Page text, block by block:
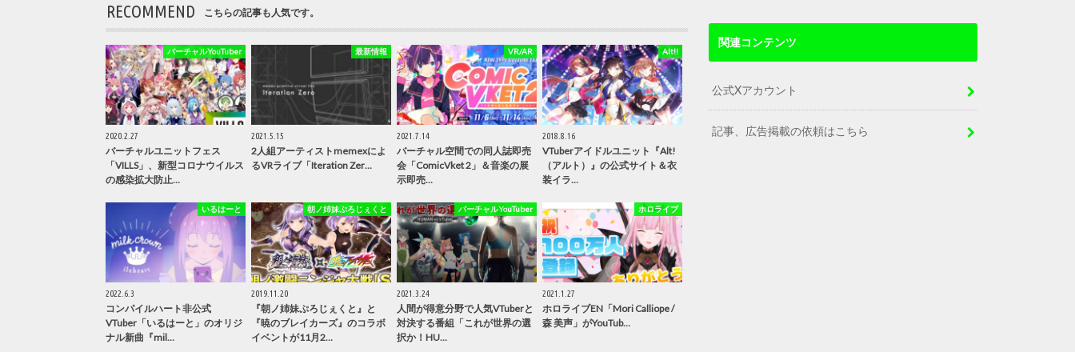
RECOMMEND こちらの記事も人気です。
バーチャルYouTuber
2020.2.27
バーチャルユニットフェス
「VILLS」、新型コロナウイルス
の感染拡大防止…
最新情報
2021.5.15
2人組アーティストmemexによ
るVRライブ「Iteration Zer…
VR/AR
2021.7.14
バーチャル空間での同人誌即売
会「ComicVket 2」＆音楽の展
示即売…
Alt!!
2018.8.16
VTuberアイドルユニット『Alt!
（アルト）』の公式サイト＆衣
装イラ…
いるはーと
2022.6.3
コンパイルハート非公式
VTuber「いるはーと」のオリジ
ナル新曲『mil…
朝ノ姉妹ぷろじぇくと
2019.11.20
『朝ノ姉妹ぷろじぇくと』と
『暁のブレイカーズ』のコラボ
イベントが11月2…
バーチャルYouTuber
2021.3.24
人間が得意分野で人気VTuberと
対決する番組「これが世界の選
択か！HU…
ホロライブ
2021.1.27
ホロライブEN「Mori Calliope /
森 美声」がYouTub…
関連コンテンツ
公式Xアカウント
記事、広告掲載の依頼はこちら